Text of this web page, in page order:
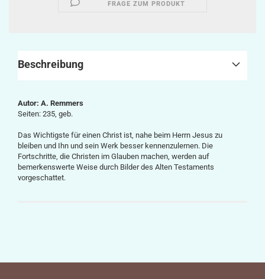
FRAGE ZUM PRODUKT
Beschreibung
Autor: A. Remmers
Seiten: 235, geb.
Das Wichtigste für einen Christ ist, nahe beim Herrn Jesus zu
bleiben und Ihn und sein Werk besser kennenzulernen. Die
Fortschritte, die Christen im Glauben machen, werden auf
bemerkenswerte Weise durch Bilder des Alten Testaments
vorgeschattet.